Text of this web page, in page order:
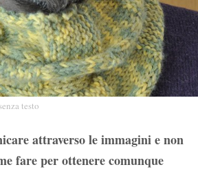
testo
attraverso le immagini e non
fare per ottenere comunque